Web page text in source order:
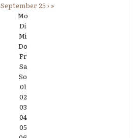
September 25 ›»
Mo
Di
Mi
Do
Fr
Sa
So
01
02
03
04
05